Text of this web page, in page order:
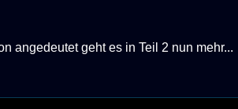
angedeutet geht es in Teil 2 nun mehr...